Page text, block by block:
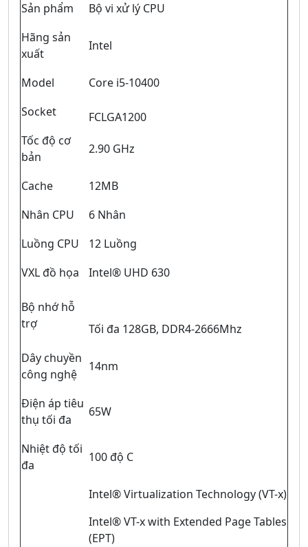
Sản phẩm
Bộ vi xử lý CPU
Hãng sản
xuất
Intel
Model
Core i5-10400
Socket
FCLGA1200
Tốc độ cơ
bản
2.90 GHz
Cache
12MB
Nhân CPU
6 Nhân
Luồng CPU
12 Luồng
VXL đồ họa
Intel® UHD 630
Bộ nhớ hỗ
trợ
Tối đa 128GB, DDR4-2666Mhz
Dây chuyền
công nghệ
14nm
Điện áp tiêu
thụ tối đa
65W
Nhiệt độ tối
đa
100 độ C
Intel® Virtualization Technology (VT-x)
Intel® VT-x with Extended Page Tables
(EPT)